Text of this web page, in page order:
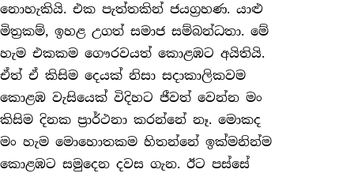
නොහැකියි. එක පැත්තකින් ජයග්‍රහණ. යාළු
මිත්‍රකම්, ඉහළ උගත් සමාජ සම්බන්ධතා. මේ
හැම එකකම ගෞරවයත් කොළඹට අයිතියි.
ඒත් ඒ කිසිම දෙයක් නිසා සදාකාලිකවම
කොළඹ වැසියෙක් විදිහට ජීවත් වෙන්න මං
කිසිම දිනක ප්‍රාර්ථනා කරන්නේ නෑ. මොකද
මං හැම මොහොතකම හිතන්නේ ඉක්මනින්ම
කොළඹට සමුදෙන දවස ගැන. ඊට පස්සේ